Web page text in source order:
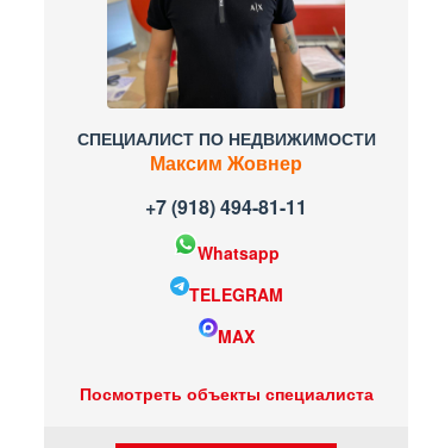
СПЕЦИАЛИСТ ПО НЕДВИЖИМОСТИ
Максим Жовнер
+7 (918) 494-81-11
Whatsapp
TELEGRAM
MAX
Посмотреть объекты специалиста